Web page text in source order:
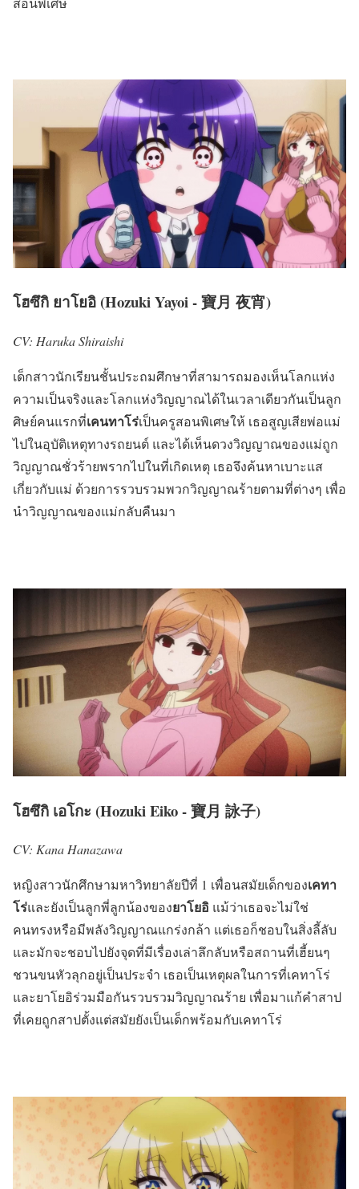
โฮซึกิ ยาโยอิ (Hozuki Yayoi - 寶月 夜宵)
CV: Haruka Shiraishi
เด็กสาวนักเรียนชั้นประถมศึกษาที่สามารถมองเห็นโลกแห่ง
ความเป็นจริงและโลกแห่งวิญญาณได้ในเวลาเดียวกันเป็นลูก
ศิษย์คนแรกที่เคนทาโร่เป็นครูสอนพิเศษให้ เธอสูญเสียพ่อแม่
ไปในอุบัติเหตุทางรถยนต์ และได้เห็นดวงวิญญาณของแม่ถูก
วิญญาณชั่วร้ายพรากไปในที่เกิดเหตุ เธอจึงค้นหาเบาะแส
เกี่ยวกับแม่ ด้วยการรวบรวมพวกวิญญาณร้ายตามที่ต่างๆ เพื่อ
นำวิญญาณของแม่กลับคืนมา
โฮซึกิ เอโกะ (Hozuki Eiko - 寶月 詠子)
CV: Kana Hanazawa
หญิงสาวนักศึกษามหาวิทยาลัยปีที่ 1 เพื่อนสมัยเด็กของเคทา
โร่และยังเป็นลูกพี่ลูกน้องของยาโยอิ แม้ว่าเธอจะไม่ใช่
คนทรงหรือมีพลังวิญญาณแกร่งกล้า แต่เธอก็ชอบในสิ่งลี้ลับ
และมักจะชอบไปยังจุดที่มีเรื่องเล่าลึกลับหรือสถานที่เฮี้ยนๆ
ชวนขนหัวลุกอยู่เป็นประจำ เธอเป็นเหตุผลในการที่เคทาโร่
และยาโยอิร่วมมือกันรวบรวมวิญญาณร้าย เพื่อมาแก้คำสาป
ที่เคยถูกสาปตั้งแต่สมัยยังเป็นเด็กพร้อมกับเคทาโร่